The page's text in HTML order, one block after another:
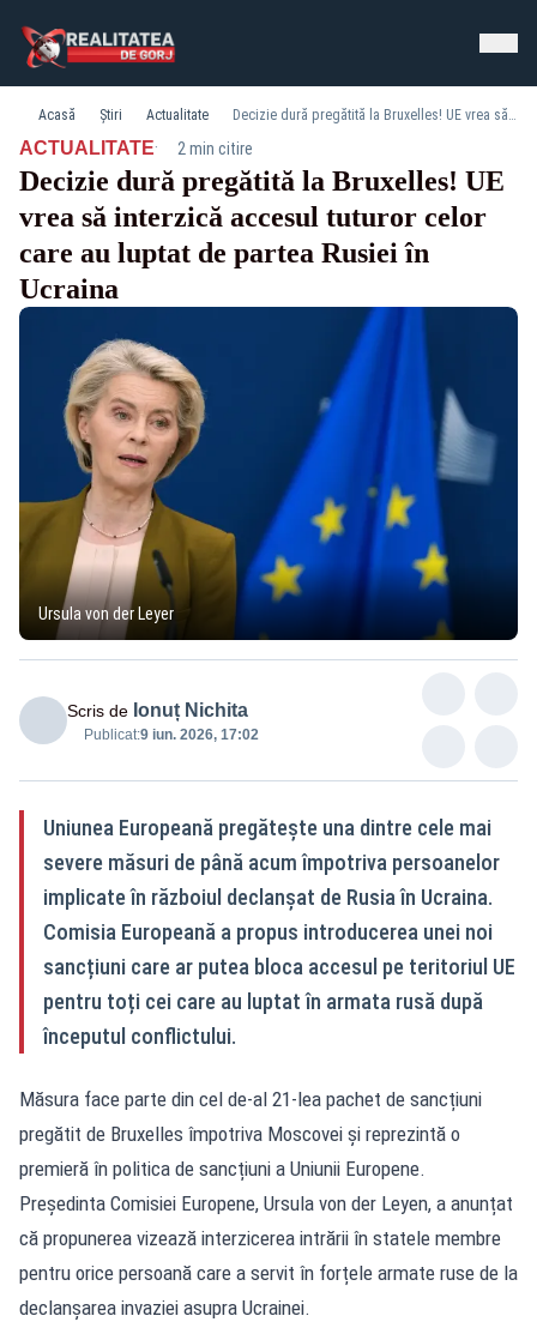
Acasă Știri Actualitate Decizie dură pregătită la Bruxelles! UE vrea să interzică accesul tuturor celor care au luptat de partea Rusiei în Ucraina
ACTUALITATE· 2 min citire
Decizie dură pregătită la Bruxelles! UE
vrea să interzică accesul tuturor celor
care au luptat de partea Rusiei în
Ucraina
Ursula von der Leyer
Scris de Ionuț Nichita
Publicat:9 iun. 2026, 17:02
Uniunea Europeană pregătește una dintre cele mai
severe măsuri de până acum împotriva persoanelor
implicate în războiul declanșat de Rusia în Ucraina.
Comisia Europeană a propus introducerea unei noi
sancțiuni care ar putea bloca accesul pe teritoriul UE
pentru toți cei care au luptat în armata rusă după
începutul conflictului.
Măsura face parte din cel de-al 21-lea pachet de sancțiuni
pregătit de Bruxelles împotriva Moscovei și reprezintă o
premieră în politica de sancțiuni a Uniunii Europene.
Președinta Comisiei Europene, Ursula von der Leyen, a anunțat
că propunerea vizează interzicerea intrării în statele membre
pentru orice persoană care a servit în forțele armate ruse de la
declanșarea invaziei asupra Ucrainei.